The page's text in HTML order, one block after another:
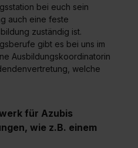
bei euch sein
auch eine feste
zuständig ist.
gibt es bei uns im
Ausbildungskoordinatorin
welche
für Azubis
wie z.B. einem